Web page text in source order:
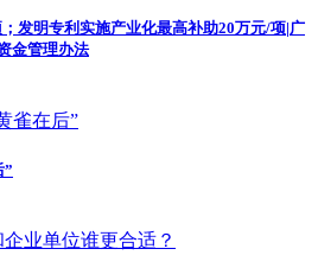
发明专利实施产业化最高补助20万元/项|广
金管理办法
”